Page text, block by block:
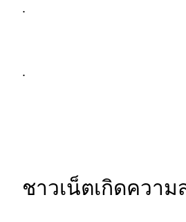
.
.
ชาวเน็ตเกิดความ